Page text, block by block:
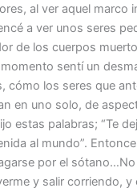
al ver aquel marco
a ver unos seres
de los cuerpos
sentí un
cómo los seres que
en uno solo, de
estas palabras; “Te
al mundo”.
por el
y salir corriendo, y